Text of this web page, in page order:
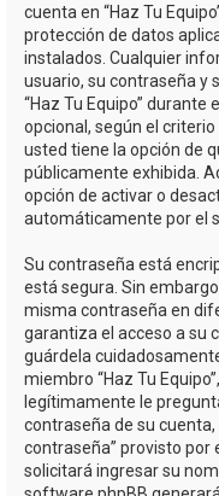
cuenta en “Haz Tu
protección de datos
instalados. Cualquier
usuario, su contraseña y
“Haz Tu Equipo”
opcional, según el criterio
usted tiene la opción de
públicamente exhibida.
opción de activar o
automáticamente por el
Su contraseña está
está segura. Sin
misma contraseña en
garantiza el acceso a su
guárdela
miembro “Haz Tu
legítimamente le
contraseña de su cuenta,
contraseña” provisto por
solicitará ingresar su